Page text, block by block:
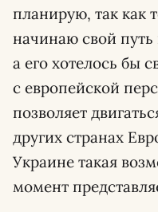
планирую, так как
начинаю свой
а его хотелось бы
с европейской
позволяет
других странах
Украине такая
момент